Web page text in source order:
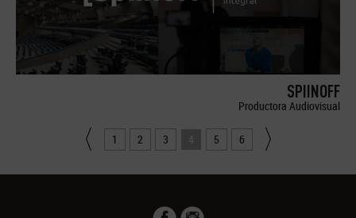
SPIINOFF
Productora Audiovisual
1 2 3 4 5 6